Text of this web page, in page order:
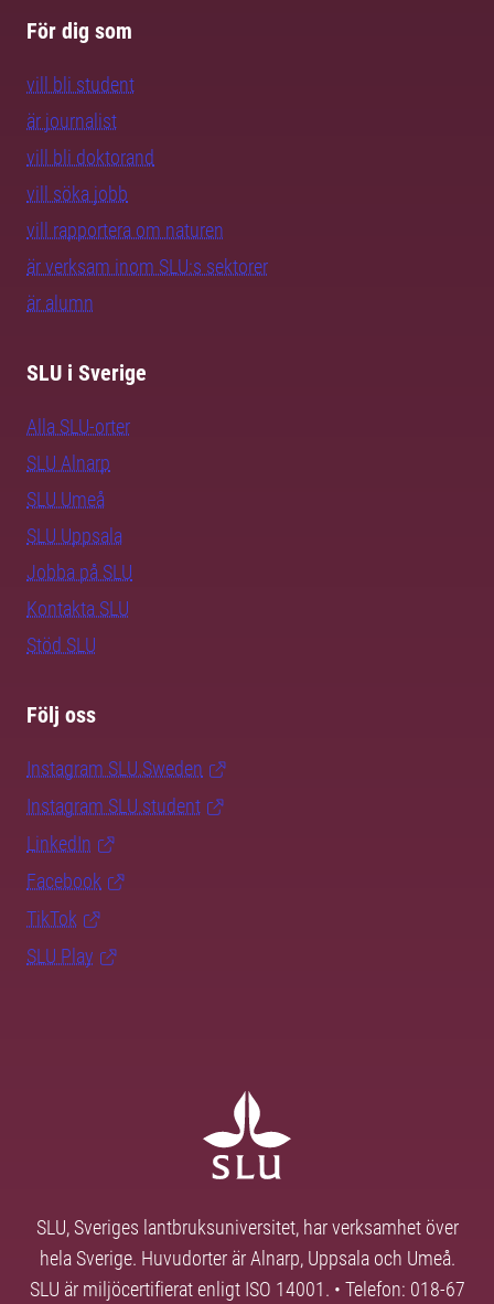
För dig som
vill bli student
är journalist
vill bli doktorand
vill söka jobb
vill rapportera om naturen
är verksam inom SLU:s sektorer
är alumn
SLU i Sverige
Alla SLU-orter
SLU Alnarp
SLU Umeå
SLU Uppsala
Jobba på SLU
Kontakta SLU
Stöd SLU
Följ oss
Instagram SLU.Sweden
Instagram SLU.student
LinkedIn
Facebook
TikTok
SLU Play
SLU, Sveriges lantbruksuniversitet, har verksamhet över
hela Sverige. Huvudorter är Alnarp, Uppsala och Umeå.
SLU är miljöcertifierat enligt ISO 14001. • Telefon: 018-67